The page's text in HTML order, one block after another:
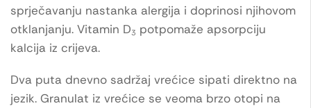
sprječavanju nastanka alergija i doprinosi njihovom
otklanjanju. Vitamin D3 potpomaže apsorpciju
kalcija iz crijeva.
Dva puta dnevno sadržaj vrećice sipati direktno na
jezik. Granulat iz vrećice se veoma brzo otopi na